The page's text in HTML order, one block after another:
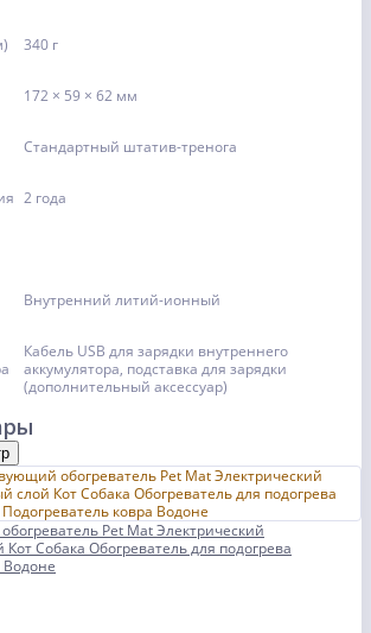
340 г
172 × 59 × 62 мм
Стандартный штатив-тренога
2 года
Внутренний литий-ионный
Кабель USB для зарядки внутреннего
аккумулятора, подставка для зарядки
(дополнительный аксессуар)
Pet Mat Электрический
Собака Обогреватель для подогрева
Водоне